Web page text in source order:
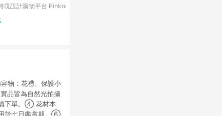
境設計購物平台 Pinkoi
物：花禮、保護小
品皆為自然光拍攝
下單。➃ 花材本
於七日鑑賞期。➅